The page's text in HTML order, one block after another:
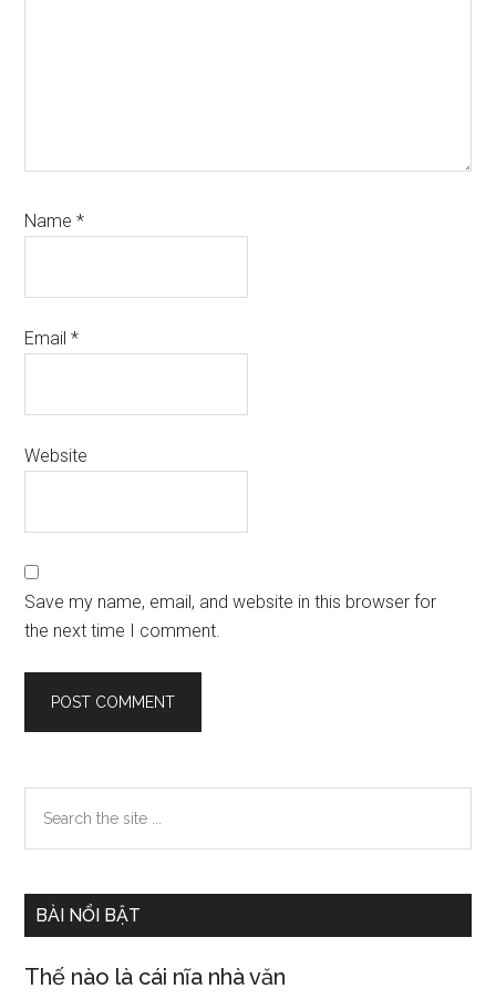
Name*
Email*
Website
Save my name, email, and website in this browser for
the next time I comment.
Primary
Sidebar
the
BÀI NỔI BẬT
Thế nào là cái nĩa nhà văn